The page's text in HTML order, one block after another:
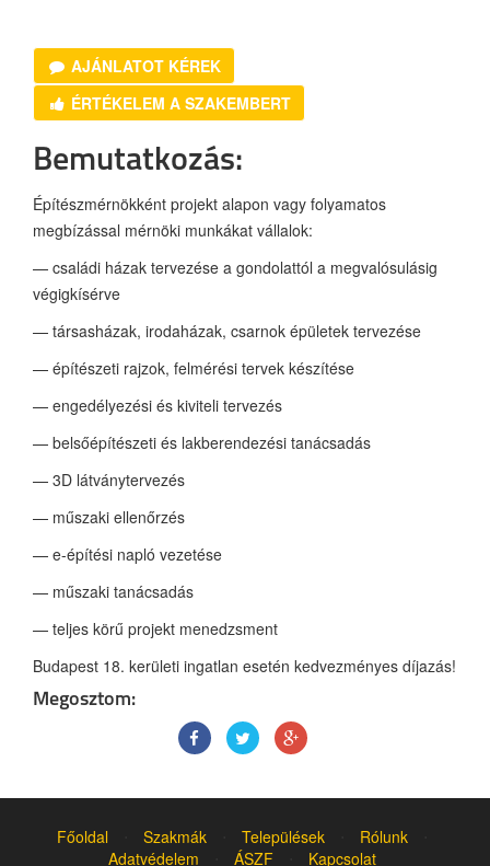
AJÁNLATOT KÉREK
ÉRTÉKELEM A SZAKEMBERT
Bemutatkozás:
Építészmérnökként projekt alapon vagy folyamatos
megbízással mérnöki munkákat vállalok:
— családi házak tervezése a gondolattól a megvalósulásig
végigkísérve
— társasházak, irodaházak, csarnok épületek tervezése
— építészeti rajzok, felmérési tervek készítése
— engedélyezési és kiviteli tervezés
— belsőépítészeti és lakberendezési tanácsadás
— 3D látványtervezés
— műszaki ellenőrzés
— e-építési napló vezetése
— műszaki tanácsadás
— teljes körű projekt menedzsment
Budapest 18. kerületi ingatlan esetén kedvezményes díjazás!
Megosztom:
Főoldal Szakmák Települések Rólunk
Adatvédelem
ÁSZF Kapcsolat